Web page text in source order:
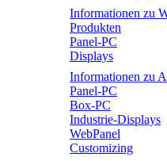
Informationen zu
Produkten
Panel-PC
Displays
Informationen zu
Panel-PC
Box-PC
Industrie-Displays
WebPanel
Customizing